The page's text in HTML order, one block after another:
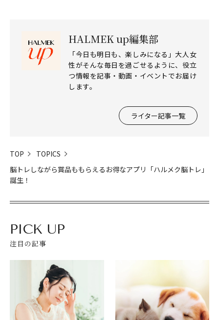
HALMEK up編集部
「今日も明日も、楽しみになる」大人女
性がそんな毎日を過ごせるように、役立
つ情報を記事・動画・イベントでお届け
します。
ライター記事一覧
TOP
TOPICS
脳トレしながら賞品ももらえるお得なアプリ「ハルメク脳トレ」
誕生！
PICK UP
注目の記事